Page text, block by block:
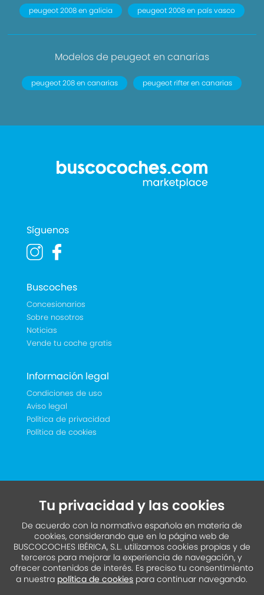
peugeot 2008 en galicia
peugeot 2008 en país vasco
Modelos de peugeot en canarias
peugeot 208 en canarias peugeot rifter en canarias
Síguenos
Buscoches
Concesionarios
Sobre nosotros
Noticias
Vende tu coche gratis
Información legal
Condiciones de uso
Aviso legal
Política de privacidad
Política de cookies
Tu privacidad y las cookies
De acuerdo con la normativa española en materia de
cookies, considerando que en la página web de
BUSCOCOCHES IBÉRICA, S.L. utilizamos cookies propias y de
terceros para mejorar la experiencia de navegación, y
ofrecer contenidos de interés. Es preciso tu consentimiento
a nuestra política de cookies para continuar navegando.